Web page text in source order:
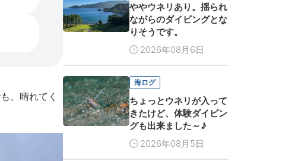
、晴れてく
ややウネリあり。揺られ
ながらのダイビングとな
りそうです。
2026年08月6日
海ログ
ちょっとウネリが入って
きたけど、体験ダイビン
グも出来ました～♪
2026年08月5日